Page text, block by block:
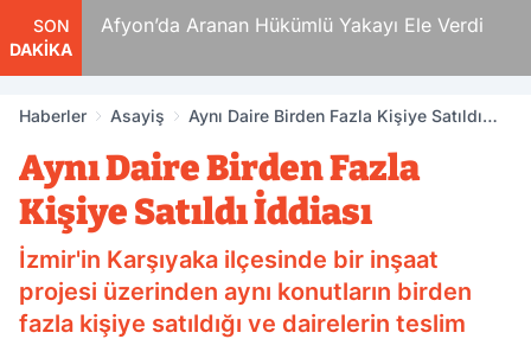
SON
DAKİKA
Afyon’da Aranan Hükümlü Yakayı Ele Verdi
Haberler Asayiş
Aynı Daire Birden Fazla Kişiye Satıldı
Aynı Daire Birden Fazla
Kişiye Satıldı İddiası
İzmir'in Karşıyaka ilçesinde bir inşaat
projesi üzerinden aynı konutların birden
fazla kişiye satıldığı ve dairelerin teslim